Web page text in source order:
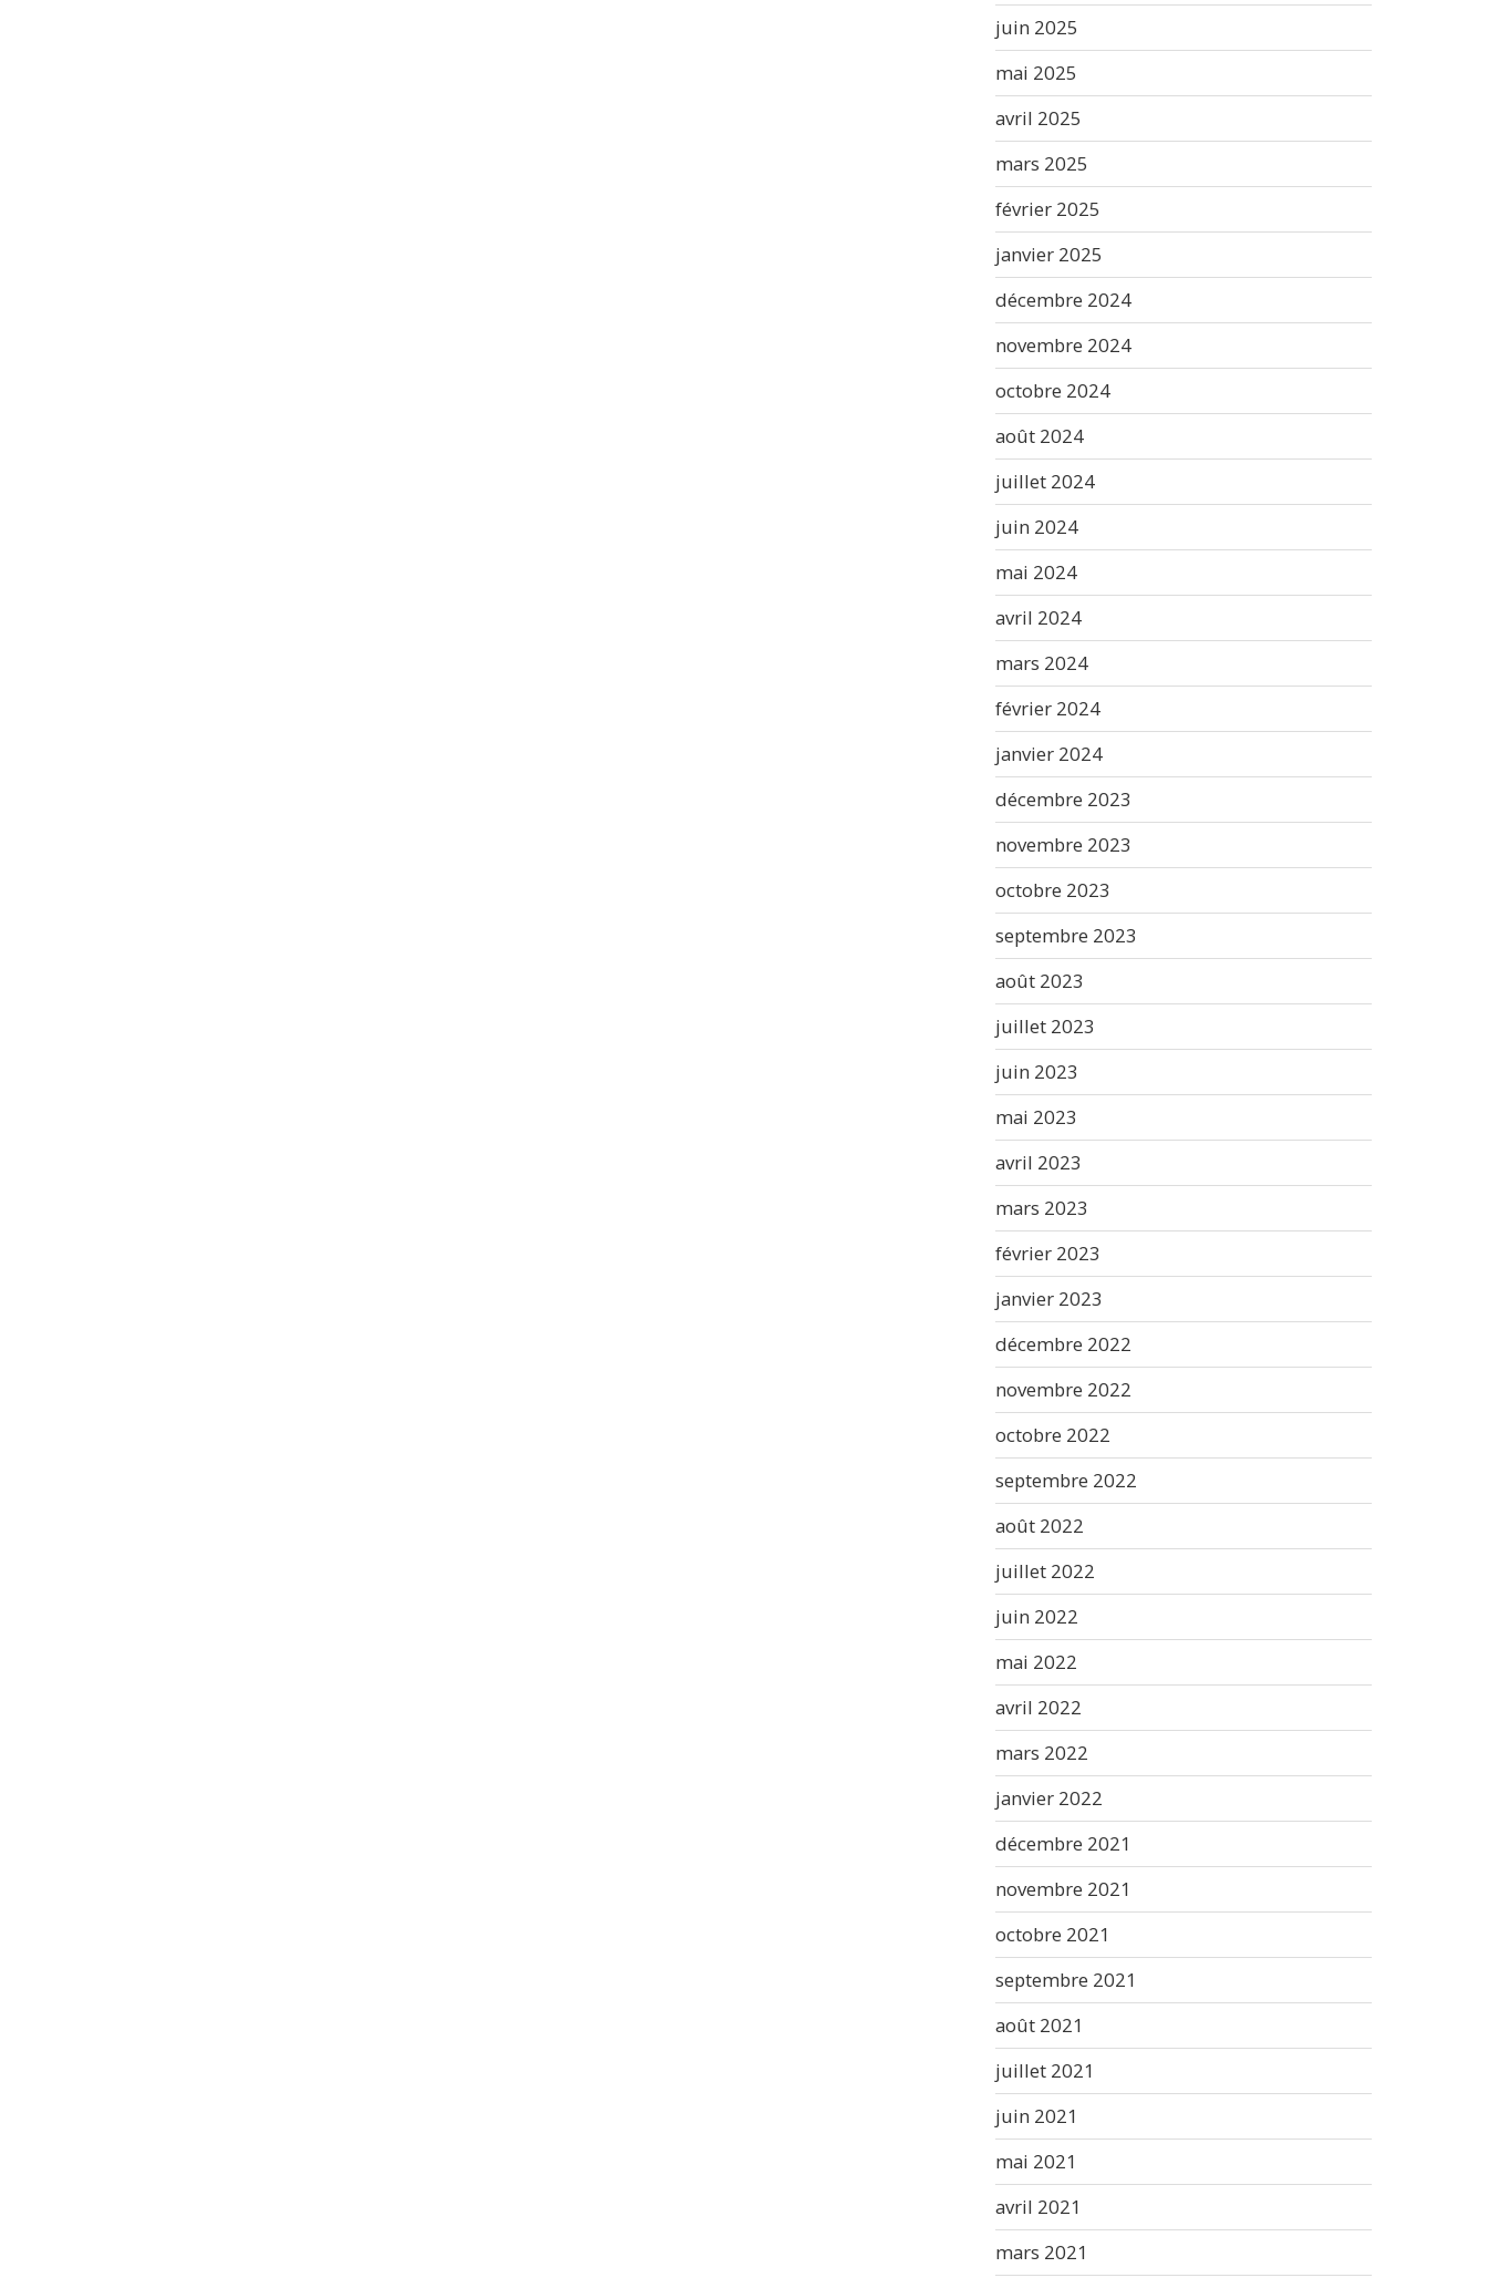
juin 2025
mai 2025
avril 2025
mars 2025
février 2025
janvier 2025
décembre 2024
novembre 2024
octobre 2024
août 2024
juillet 2024
juin 2024
mai 2024
avril 2024
mars 2024
février 2024
janvier 2024
décembre 2023
novembre 2023
octobre 2023
septembre 2023
août 2023
juillet 2023
juin 2023
mai 2023
avril 2023
mars 2023
février 2023
janvier 2023
décembre 2022
novembre 2022
octobre 2022
septembre 2022
août 2022
juillet 2022
juin 2022
mai 2022
avril 2022
mars 2022
janvier 2022
décembre 2021
novembre 2021
octobre 2021
septembre 2021
août 2021
juillet 2021
juin 2021
mai 2021
avril 2021
mars 2021